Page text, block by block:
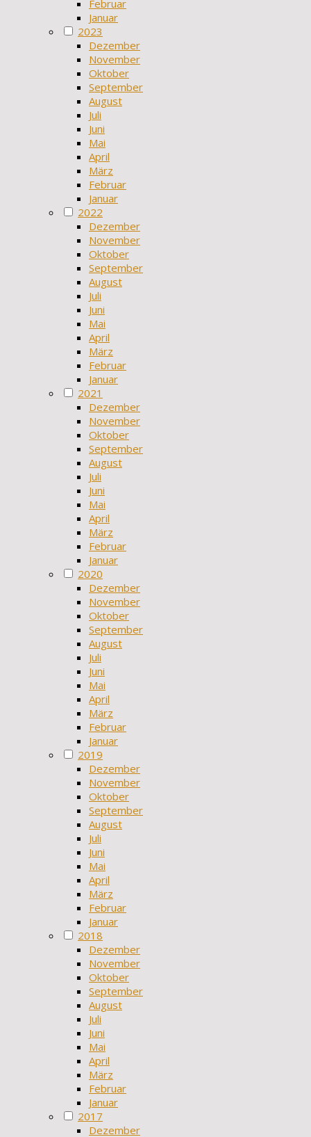
Februar
Januar
2023
Dezember
November
Oktober
September
August
Juli
Juni
Mai
April
März
Februar
Januar
2022
Dezember
November
Oktober
September
August
Juli
Juni
Mai
April
März
Februar
Januar
2021
Dezember
November
Oktober
September
August
Juli
Juni
Mai
April
März
Februar
Januar
2020
Dezember
November
Oktober
September
August
Juli
Juni
Mai
April
März
Februar
Januar
2019
Dezember
November
Oktober
September
August
Juli
Juni
Mai
April
März
Februar
Januar
2018
Dezember
November
Oktober
September
August
Juli
Juni
Mai
April
März
Februar
Januar
2017
Dezember